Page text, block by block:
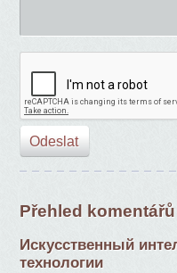
Přehled komentářů
Искусственный
технологии